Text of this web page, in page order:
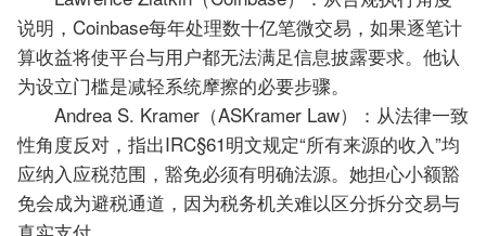
说明，Coinbase每年处理数十亿笔微交易，如果逐笔计
算收益将使平台与用户都无法满足信息披露要求。他认
为设立门槛是减轻系统摩擦的必要步骤。
Andrea S. Kramer（ASKramer Law）：从法律一致
性角度反对，指出IRC§61明文规定“所有来源的收入”均
应纳入应税范围，豁免必须有明确法源。她担心小额豁
免会成为避税通道，因为税务机关难以区分拆分交易与